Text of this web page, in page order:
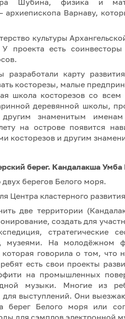
Шубина, физика и
архиепископа Варнаву,
культуры
проекта есть
карту
косторезы, малые
школа косторезов со
деревянной школы,
другим знаменитым
на острове появится
косторезов и другим
берег. Кандалакша
берегов Белого моря.
Центра кластерного
две территории
создать для
стратегические
музеями. На молодёжном
говорила о том, что
есть свои проекты
на промышленных
музыки. Многие из
выступлений. Они
берег Белого моря или